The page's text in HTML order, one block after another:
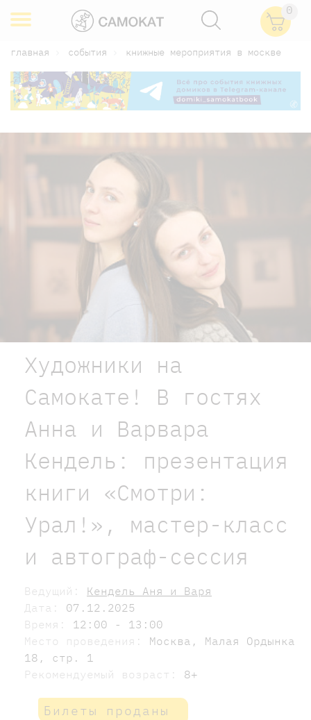
0
главная события книжные мероприятия в москве
Художники на
Самокате! В гостях
Анна и Варвара
Кендель: презентация
книги «Смотри:
Урал!», мастер-класс
и автограф-сессия
Ведущий: Кендель Аня и Варя
Дата: 07.12.2025
Время: 12:00 - 13:00
Место проведения: Москва, Малая Ордынка
18, стр. 1
Рекомендуемый возраст: 8+
Билеты проданы